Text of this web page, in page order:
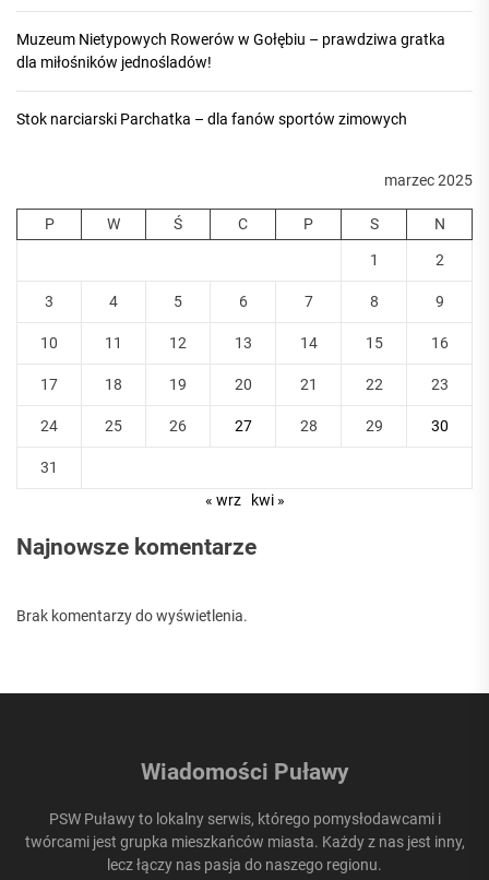
Muzeum Nietypowych Rowerów w Gołębiu – prawdziwa gratka
dla miłośników jednośladów!
Stok narciarski Parchatka – dla fanów sportów zimowych
marzec 2025
P W Ś C P S N
1 2
3 4 5 6 7 8 9
10 11 12 13 14 15 16
17 18 19 20 21 22 23
24 25 26 27 28 29 30
31
« wrz
kwi »
Najnowsze komentarze
Brak komentarzy do wyświetlenia.
Wiadomości Puławy
PSW Puławy to lokalny serwis, którego pomysłodawcami i
twórcami jest grupka mieszkańców miasta. Każdy z nas jest inny,
lecz łączy nas pasja do naszego regionu.